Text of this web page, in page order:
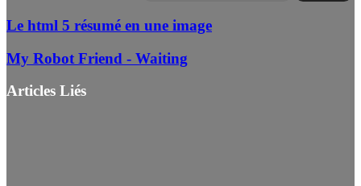
Le html 5 résumé en une image
My Robot Friend - Waiting
Articles Liés